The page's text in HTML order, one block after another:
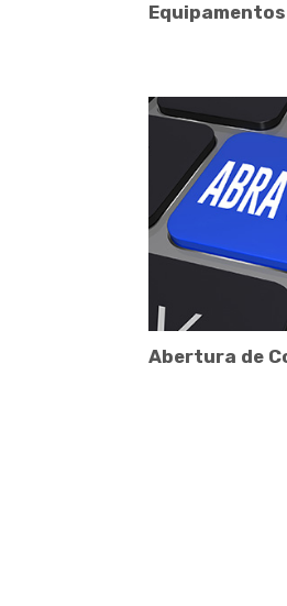
Equipamentos
Abertura de